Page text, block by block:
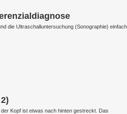
die Ultraschalluntersuchung (Sonographie)
Kopf ist etwas nach hinten gestreckt. Das